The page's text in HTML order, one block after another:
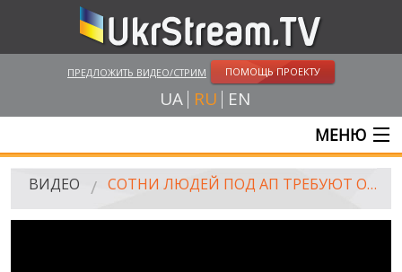
ПРЕДЛОЖИТЬ ВИДЕО/СТРИМ ПОМОЩЬ ПРОЕКТУ
UA RU EN
МЕНЮ
ГЛАВНАЯ
ВИДЕО СОТНИ ЛЮДЕЙ ПОД АП ТРЕБУЮТ ОТПРАВИТЬ ПОДМОГУ В ИЛОВАЙСК, 27.08.2014